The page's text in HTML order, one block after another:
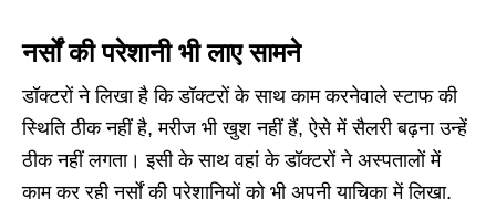
नर्सों की परेशानी भी लाए सामने
डॉक्टरों ने लिखा है कि डॉक्टरों के साथ काम करनेवाले स्टाफ की
स्थिति ठीक नहीं है, मरीज भी खुश नहीं हैं, ऐसे में सैलरी बढ़ना उन्हें
ठीक नहीं लगता। इसी के साथ वहां के डॉक्टरों ने अस्पतालों में
काम कर रही नर्सों की परेशानियों को भी अपनी याचिका में लिखा,